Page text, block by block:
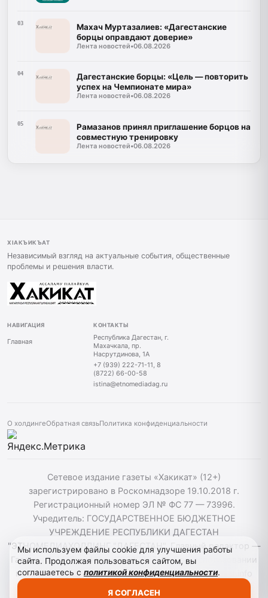
03
Махач Муртазалиев: «Дагестанские
борцы оправдают доверие»
Лента новостей•06.08.2026
04
Дагестанские борцы: «Цель — повторить
успех на Чемпионате мира»
Лента новостей•06.08.2026
05
Рамазанов принял приглашение борцов на
совместную тренировку
Лента новостей•06.08.2026
ХIАКЪИКЪАТ
Независимый взгляд на актуальные события, общественные
проблемы и решения власти.
НАВИГАЦИЯ
Главная
КОНТАКТЫ
Республика Дагестан, г.
Махачкала, пр.
Насрутдинова, 1А
+7 (939) 222-71-11, 8
(8722) 66-00-58
istina@etnomediadag.ru
О холдингеОбратная связьПолитика конфиденциальности
Сетевое издание газеты «Хакикат» (12+)
зарегистрировано в Роскомнадзоре 19.10.2018 г.
Регистрационный номер ЭЛ № ФС 77 — 73996.
Учредитель: ГОСУДАРСТВЕННОЕ БЮДЖЕТНОЕ
УЧРЕЖДЕНИЕ РЕСПУБЛИКИ ДАГЕСТАН
"ЭТНОМЕДИАХОЛДИНГ "ДАГЕСТАН". Главный редактор —
Гасанов Т. М. Телефон: +79392227111. При использовании
материалов сайта активная гиперссылка на hakikat.info
Мы используем файлы cookie для улучшения работы
сайта. Продолжая пользоваться сайтом, вы
соглашаетесь с политикой конфиденциальности.
Я СОГЛАСЕН